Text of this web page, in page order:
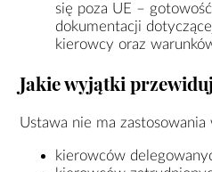
się poza UE –
dokumentacji
kierowcy oraz
Jakie wyjątki
Ustawa nie ma zastosowania
kierowców